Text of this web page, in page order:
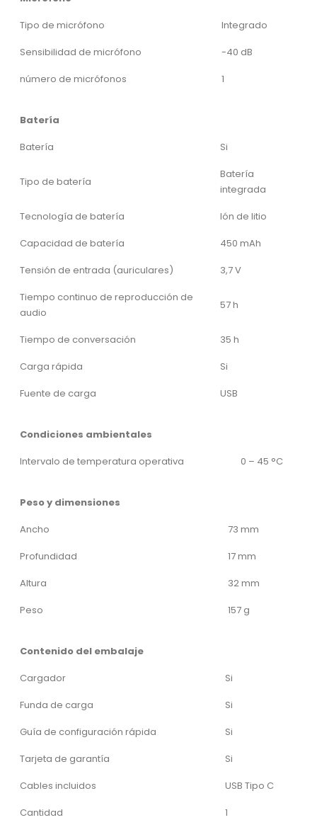
Tipo de micrófono
Integrado
Sensibilidad de micrófono
-40 dB
número de micrófonos
1
Batería
Batería
Si
Tipo de batería
Batería
integrada
Tecnología de batería
Ión de litio
Capacidad de batería
450 mAh
Tensión de entrada (auriculares)
3,7 V
Tiempo continuo de reproducción de
audio
57 h
Tiempo de conversación
35 h
Carga rápida
Si
Fuente de carga
USB
Condiciones ambientales
Intervalo de temperatura operativa
0 – 45 °C
Peso y dimensiones
Ancho
73 mm
Profundidad
17 mm
Altura
32 mm
Peso
157 g
Contenido del embalaje
Cargador
Si
Funda de carga
Si
Guía de configuración rápida
Si
Tarjeta de garantía
Si
Cables incluidos
USB Tipo C
Cantidad
1